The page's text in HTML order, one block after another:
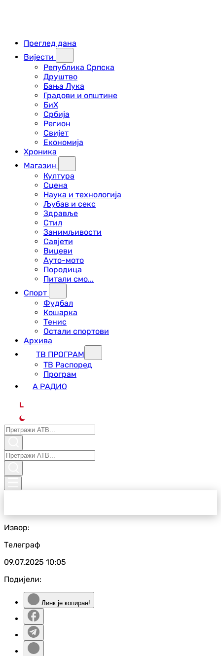
Преглед дана
Вијести
Република Српска
Друштво
Бања Лука
Градови и општине
БиХ
Србија
Регион
Свијет
Економија
Хроника
Магазин
Култура
Сцена
Наука и технологија
Љубав и секс
Здравље
Стил
Занимљивости
Савјети
Вицеви
Ауто-мото
Породица
Питали смо...
Спорт
Фудбал
Кошарка
Тенис
Остали спортови
Архива
ТВ ПРОГРАМ
ТВ Распоред
Програм
А РАДИО
L
Извор:
Телеграф
09.07.2025 10:05
Подијели:
Линк је копиран!